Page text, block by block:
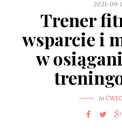
2021-09-
Trener
wsparcie i
w
in